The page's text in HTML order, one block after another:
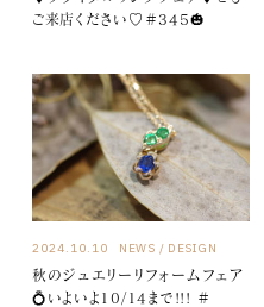
ご来店ください♡＃345🎃
2024.10.10 NEWS DESIGN
秋のジュエリーリフォームフェア
💍いよいよ10/14まで!!! ＃